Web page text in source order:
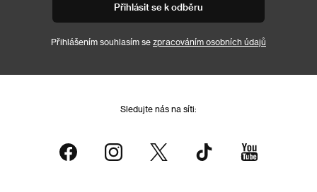
Přihlásit se k odběru
Přihlášením souhlasím se zpracováním osobních údajů
Sledujte nás na síti: